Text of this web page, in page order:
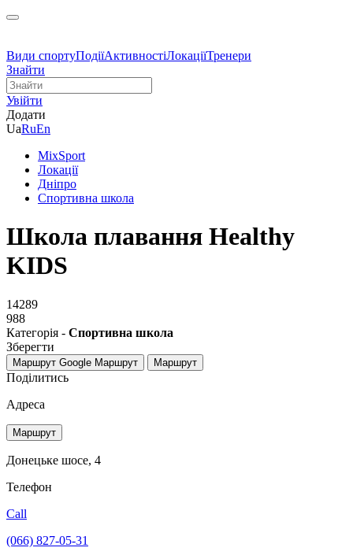
Види спортуПодіїАктивностіЛокаціїТренери
Знайти
Увійти
Додати
UaRuEn
MixSport
Локації
Дніпро
Спортивна школа
Школа плавання Healthy
KIDS
14289
988
Категорія - Спортивна школа
Зберегти
Маршрут Google Маршрут Маршрут
Поділитись
Адреса
Маршрут
Донецьке шосе, 4
Телефон
Call
(066) 827-05-31